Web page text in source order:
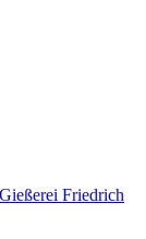
Friedrich